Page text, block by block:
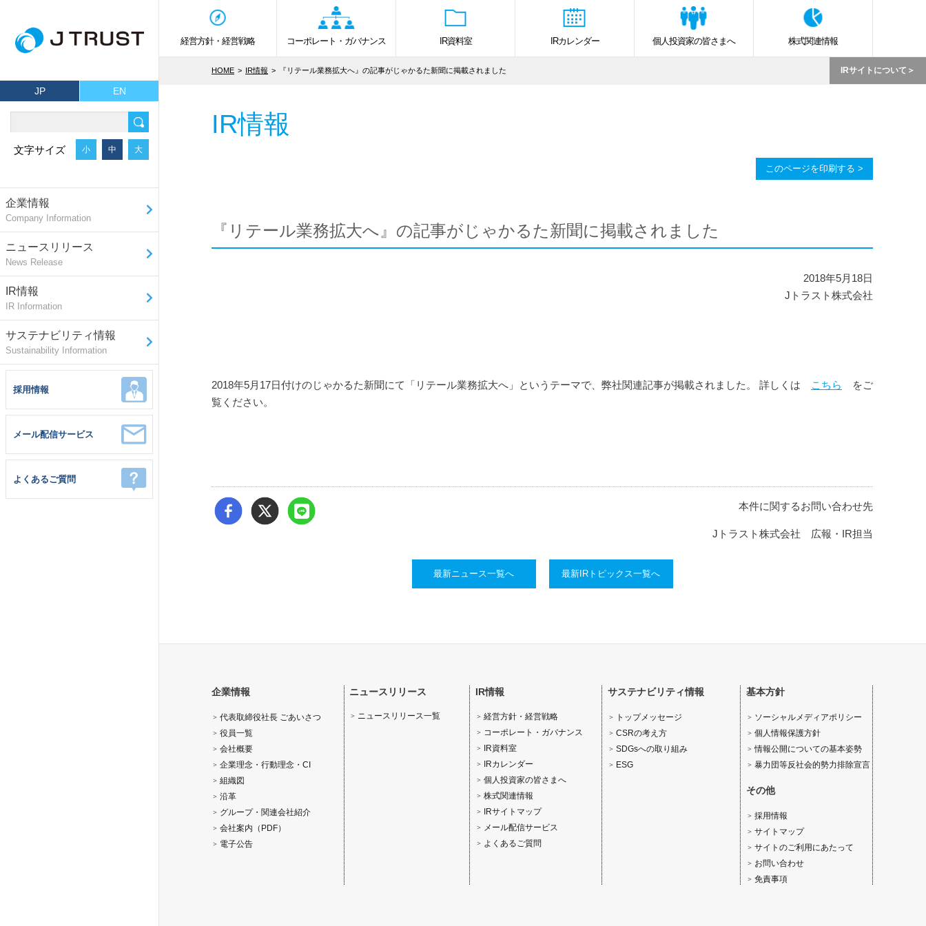
JP EN
文字サイズ 小 中 大
企業情報
Company Information
ニュースリリース
News Release
IR情報
IR Information
サステナビリティ情報
Sustainability Information
採用情報
メール配信サービス
よくあるご質問
経営方針・経営戦略 コーポレート・ガバナンス IR資料室 IRカレンダー 個人投資家の皆さまへ 株式関連情報
HOME IR情報 『リテール業務拡大へ』の記事がじゃかるた新聞に掲載されました IRサイトについて
IR情報
このページを印刷する >
『リテール業務拡大へ』の記事がじゃかるた新聞に掲載されました
2018年5月18日
Jトラスト株式会社
2018年5月17日付けのじゃかるた新聞にて 「リテール業務拡大へ」というテーマで、弊社関連記事が掲載されました。 詳しくは こちら
をご
覧ください。
本件に関するお問い合わせ先
Jトラスト株式会社 広報・IR担当
最新ニュース一覧へ 最新IRトピックス一覧へ
企業情報
代表取締役社長 ごあいさつ
役員一覧
会社概要
企業理念・行動理念・CI
組織図
沿革
グループ・関連会社紹介
会社案内（PDF）
電子公告
ニュースリリース
ニュースリリース一覧
IR情報
経営方針・経営戦略
コーポレート・ガバナンス
IR資料室
IRカレンダー
個人投資家の皆さまへ
株式関連情報
IRサイトマップ
メール配信サービス
よくあるご質問
サステナビリティ情報
トップメッセージ
CSRの考え方
SDGsへの取り組み
ESG
基本方針
ソーシャルメディアポリシー
個人情報保護方針
情報公開についての基本姿勢
暴力団等反社会的勢力排除宣言
その他
採用情報
サイトマップ
サイトのご利用にあたって
お問い合わせ
免責事項